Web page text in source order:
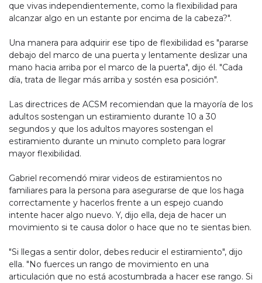
que vivas independientemente, como la flexibilidad para
alcanzar algo en un estante por encima de la cabeza?".
Una manera para adquirir ese tipo de flexibilidad es "pararse
debajo del marco de una puerta y lentamente deslizar una
mano hacia arriba por el marco de la puerta", dijo él. "Cada
día, trata de llegar más arriba y sostén esa posición".
Las directrices de ACSM recomiendan que la mayoría de los
adultos sostengan un estiramiento durante 10 a 30
segundos y que los adultos mayores sostengan el
estiramiento durante un minuto completo para lograr
mayor flexibilidad.
Gabriel recomendó mirar videos de estiramientos no
familiares para la persona para asegurarse de que los haga
correctamente y hacerlos frente a un espejo cuando
intente hacer algo nuevo. Y, dijo ella, deja de hacer un
movimiento si te causa dolor o hace que no te sientas bien.
"Si llegas a sentir dolor, debes reducir el estiramiento", dijo
ella. "No fuerces un rango de movimiento en una
articulación que no está acostumbrada a hacer ese rango. Si